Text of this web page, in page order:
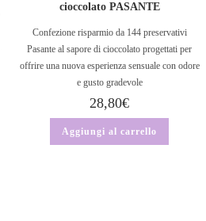
cioccolato PASANTE
Confezione risparmio da 144 preservativi
Pasante al sapore di cioccolato progettati per
offrire una nuova esperienza sensuale con odore
e gusto gradevole
28,80€
Aggiungi al carrello